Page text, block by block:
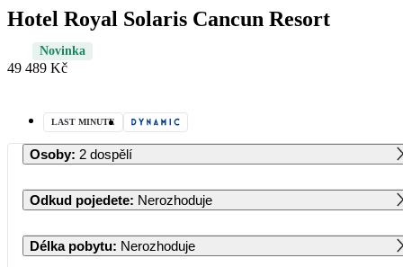
Hotel Royal Solaris Cancun Resort
Novinka
49 489 Kč
LAST MINUTE
Osoby: 2 dospělí
Odkud pojedete: Nerozhoduje
Délka pobytu: Nerozhoduje